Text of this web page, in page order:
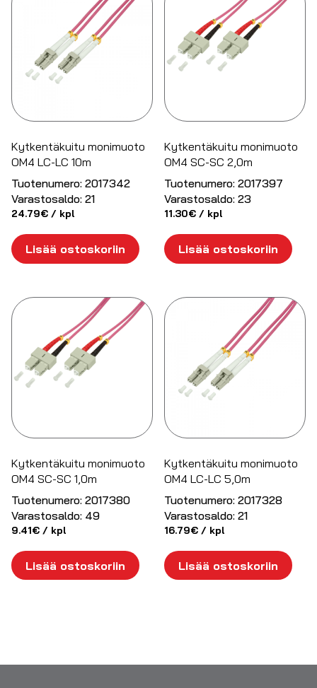
Kytkentäkuitu monimuoto
OM4 LC-LC 10m
Tuotenumero: 2017342
Varastosaldo: 21
24.79€ / kpl
Lisää ostoskoriin
Kytkentäkuitu monimuoto
OM4 SC-SC 2,0m
Tuotenumero: 2017397
Varastosaldo: 23
11.30€ / kpl
Lisää ostoskoriin
Kytkentäkuitu monimuoto
OM4 SC-SC 1,0m
Tuotenumero: 2017380
Varastosaldo: 49
9.41€ / kpl
Lisää ostoskoriin
Kytkentäkuitu monimuoto
OM4 LC-LC 5,0m
Tuotenumero: 2017328
Varastosaldo: 21
16.79€ / kpl
Lisää ostoskoriin